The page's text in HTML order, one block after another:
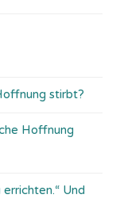
stirbt?
Hoffnung
Und